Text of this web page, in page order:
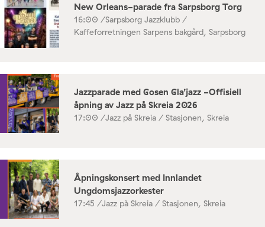
New Orleans-parade fra Sarpsborg Torg
16:00 /Sarpsborg Jazzklubb /
Kaffeforretningen Sarpens bakgård, Sarpsborg
Jazzparade med Gosen Gla’jazz -Offisiell
åpning av Jazz på Skreia 2026
17:00 /Jazz på Skreia / Stasjonen, Skreia
Åpningskonsert med Innlandet
Ungdomsjazzorkester
17:45 /Jazz på Skreia / Stasjonen, Skreia